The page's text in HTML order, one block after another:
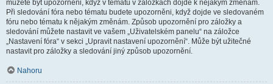
můžete být upozorněni, když v tématu v záložkách dojde k nějakým změnám.
Při sledování fóra nebo tématu budete upozorněni, když dojde ve sledovaném
fóru nebo tématu k nějakým změnám. Způsob upozornění pro záložky a
sledování můžete nastavit ve vašem „Uživatelském panelu“ na záložce
„Nastavení fóra“ v sekci „Upravit nastavení upozornění“. Může být užitečné
nastavit pro záložky a sledování jiný způsob upozornění.
Nahoru